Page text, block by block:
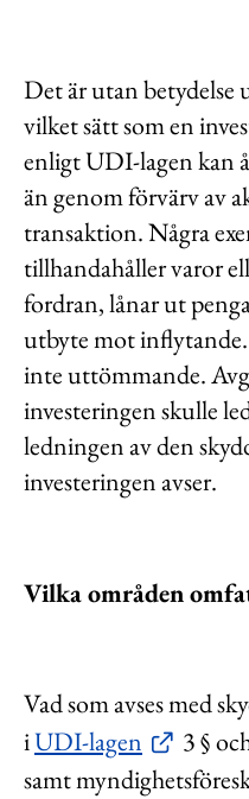
Det är utan betydelse
vilket sätt som en
enligt UDI-lagen kan
än genom förvärv av
transaktion. Några
tillhandahåller varor
fordran, lånar ut
utbyte mot
inte uttömmande.
investeringen skulle
ledningen av den
investeringen avser.
Vilka områden
Vad som avses med
iUDI-lagen
3 §
samt